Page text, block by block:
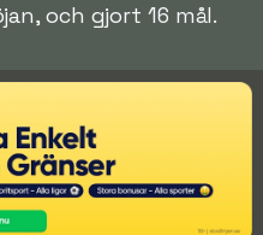
och gjort 16 mål.